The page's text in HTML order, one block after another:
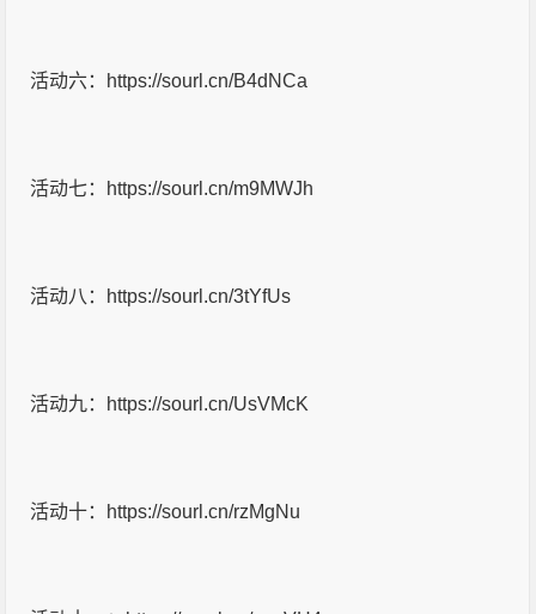
活动六：https://sourl.cn/B4dNCa
活动七：https://sourl.cn/m9MWJh
活动八：https://sourl.cn/3tYfUs
活动九：https://sourl.cn/UsVMcK
活动十：https://sourl.cn/rzMgNu